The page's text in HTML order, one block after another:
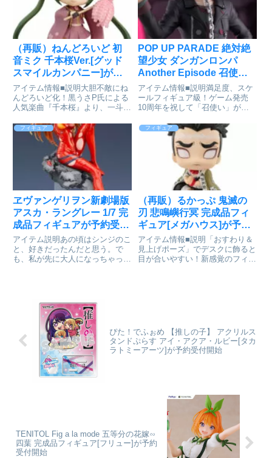
（再販）ねんどろいど 初
音ミク 千本桜Ver.[グッド
スマイルカンパニー]が予
約受付中
アイテム情報■説明大胆不敵にね
んどろいど化！黒うさP氏による
人気楽曲『千本桜』より、一斗ま
の姿をした「ねんどろいど 初音
ミク」の再販！表情は穏やかな
「笑顔」と元気いっぱいの「ウイ
ンク顔」が付属。「桜大幣」やね
POP UP PARADE 絶対絶
望少女 ダンガンロンパ
Another Episode 召使い L
size 完成品フィギュア[グ
ッドスマイルカンパニー]
が予約受付開始
アイテム情報■説明満足度、スケ
ールフィギュア級！ゲーム発売
10周年を祝して「召使い」が大
PARADE」の「Lサイズ」は、フ
ィギュアファンに新しいシゲキを
お送りするフィギュアシリーズで
す。専用台座付属■サイズ...
フィギュア
ヱヴァンゲリヲン新劇場版
アスカ・ラングレー 1/7 完
成品フィギュアが予約受付
開始
アイテム説明あの頃はシンジのこ
と、好きだったんだと思う。で
も、私が先に大人になっちゃった
ギュア化。劇中後半に登場した...
フィギュア
（再販）るかっぷ 鬼滅の
刃 悲鳴嶼行冥 完成品フィ
ギュア[メガハウス]が予約
受付中
アイテム情報■説明「おすわり＆
見上げポーズ」でデスクに飾ると
目が合いやすい！新感覚のフィギ
ぴた！でふぉめ 【推しの子】 アクリルス
タンドぷらす アイ・アクア・ルビー[タカ
ラトミーアーツ]が予約受付開始
TENITOL Fig a la mode 五等分の花嫁∽
四葉 完成品フィギュア[フリュー]が予約
受付開始